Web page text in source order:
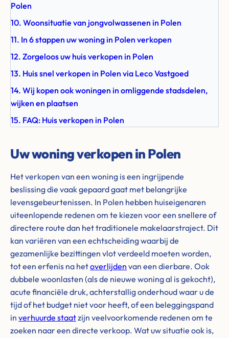
Polen
10. Woonsituatie van jongvolwassenen in Polen
11. In 6 stappen uw woning in Polen verkopen
12. Zorgeloos uw huis verkopen in Polen
13. Huis snel verkopen in Polen via Leco Vastgoed
14. Wij kopen ook woningen in omliggende stadsdelen,
wijken en plaatsen
15. FAQ: Huis verkopen in Polen
Uw woning verkopen in Polen
Het verkopen van een woning is een ingrijpende
beslissing die vaak gepaard gaat met belangrijke
levensgebeurtenissen. In Polen hebben huiseigenaren
uiteenlopende redenen om te kiezen voor een snellere of
directere route dan het traditionele makelaarstraject. Dit
kan variëren van een echtscheiding waarbij de
gezamenlijke bezittingen vlot verdeeld moeten worden,
tot een erfenis na hetoverlijden van een dierbare. Ook
dubbele woonlasten (als de nieuwe woning al is gekocht),
acute financiële druk, achterstallig onderhoud waar u de
tijd of het budget niet voor heeft, of een beleggingspand
in verhuurde staatzijn veelvoorkomende redenen om te
zoeken naar een directe verkoop. Wat uw situatie ook is,